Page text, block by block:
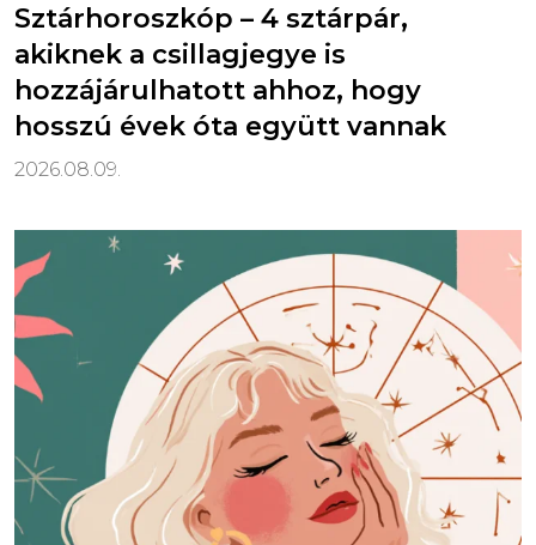
Sztárhoroszkóp – 4 sztárpár,
akiknek a csillagjegye is
hozzájárulhatott ahhoz, hogy
hosszú évek óta együtt vannak
2026.08.09.